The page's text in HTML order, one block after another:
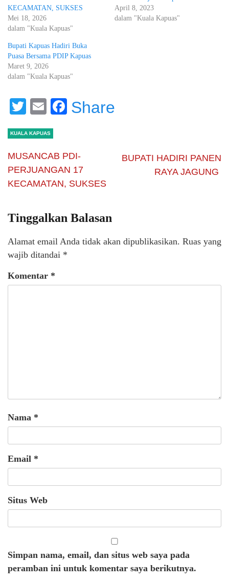
KECAMATAN, SUKSES
Mei 18, 2026
dalam "Kuala Kapuas"
April 8, 2023
dalam "Kuala Kapuas"
Bupati Kapuas Hadiri Buka
Puasa Bersama PDIP Kapuas
Maret 9, 2026
dalam "Kuala Kapuas"
Twitter
EmailFacebook
Share
KUALA KAPUAS
MUSANCAB PDI-
PERJUANGAN 17
KECAMATAN, SUKSES
BUPATI HADIRI PANEN
RAYA JAGUNG
Tinggalkan Balasan
Alamat email Anda tidak akan dipublikasikan. Ruas yang
wajib ditandai *
Komentar *
Nama *
Email *
Situs Web
Simpan nama, email, dan situs web saya pada
peramban ini untuk komentar saya berikutnya.